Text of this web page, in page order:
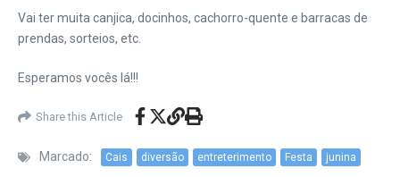
Vai ter muita canjica, docinhos, cachorro-quente e barracas de
prendas, sorteios, etc.
Esperamos vocês lá!!!
Share this Article
Marcado: Cais diversão entreterimento Festa junina